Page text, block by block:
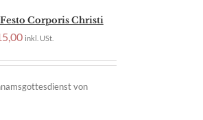
Corporis Christi
inkl. USt.
von